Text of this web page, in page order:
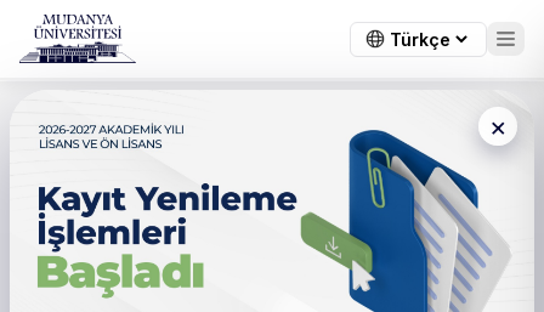
×
Ana Sayfa /Meslek Yüksekokulu
Meslek Yüksekokulu
Mudanya Üniversitesi Meslek Yüksekokulumuzun
amacı; eğitim verdiğimiz alanlarda sektörlerin ihtiyaç